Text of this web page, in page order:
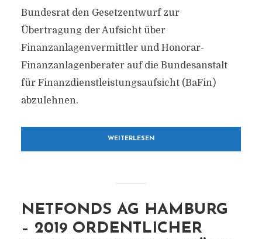
Bundesrat den Gesetzentwurf zur
Übertragung der Aufsicht über
Finanzanlagenvermittler und Honorar-
Finanzanlagenberater auf die Bundesanstalt
für Finanzdienstleistungsaufsicht (BaFin)
abzulehnen.
WEITERLESEN
NETFONDS AG HAMBURG
– 2019 ORDENTLICHER